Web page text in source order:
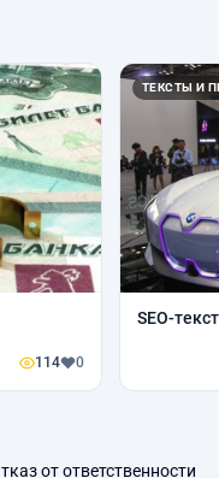
114 0
ТЕКСТЫ И
SEO-
от ответственности